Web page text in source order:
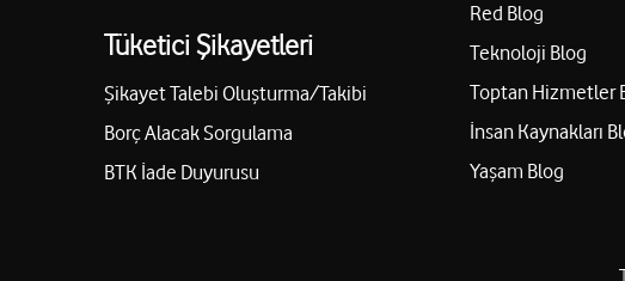
Tüketici Şikayetleri
Şikayet Talebi Oluşturma/Takibi
Borç Alacak Sorgulama
BTK İade Duyurusu
Red Blog
Teknoloji Blog
Toptan Hizmetler
İnsan Kaynakları
Yaşam Blog